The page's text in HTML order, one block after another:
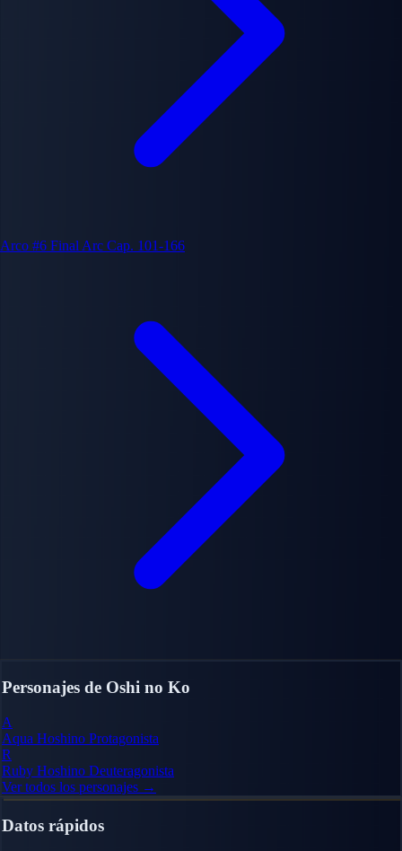
Arco #6 Final Arc Cap. 101-166
Personajes de Oshi no Ko
A
Aqua Hoshino Protagonista
R
Ruby Hoshino Deuteragonista
Ver todos los personajes →
Datos rápidos